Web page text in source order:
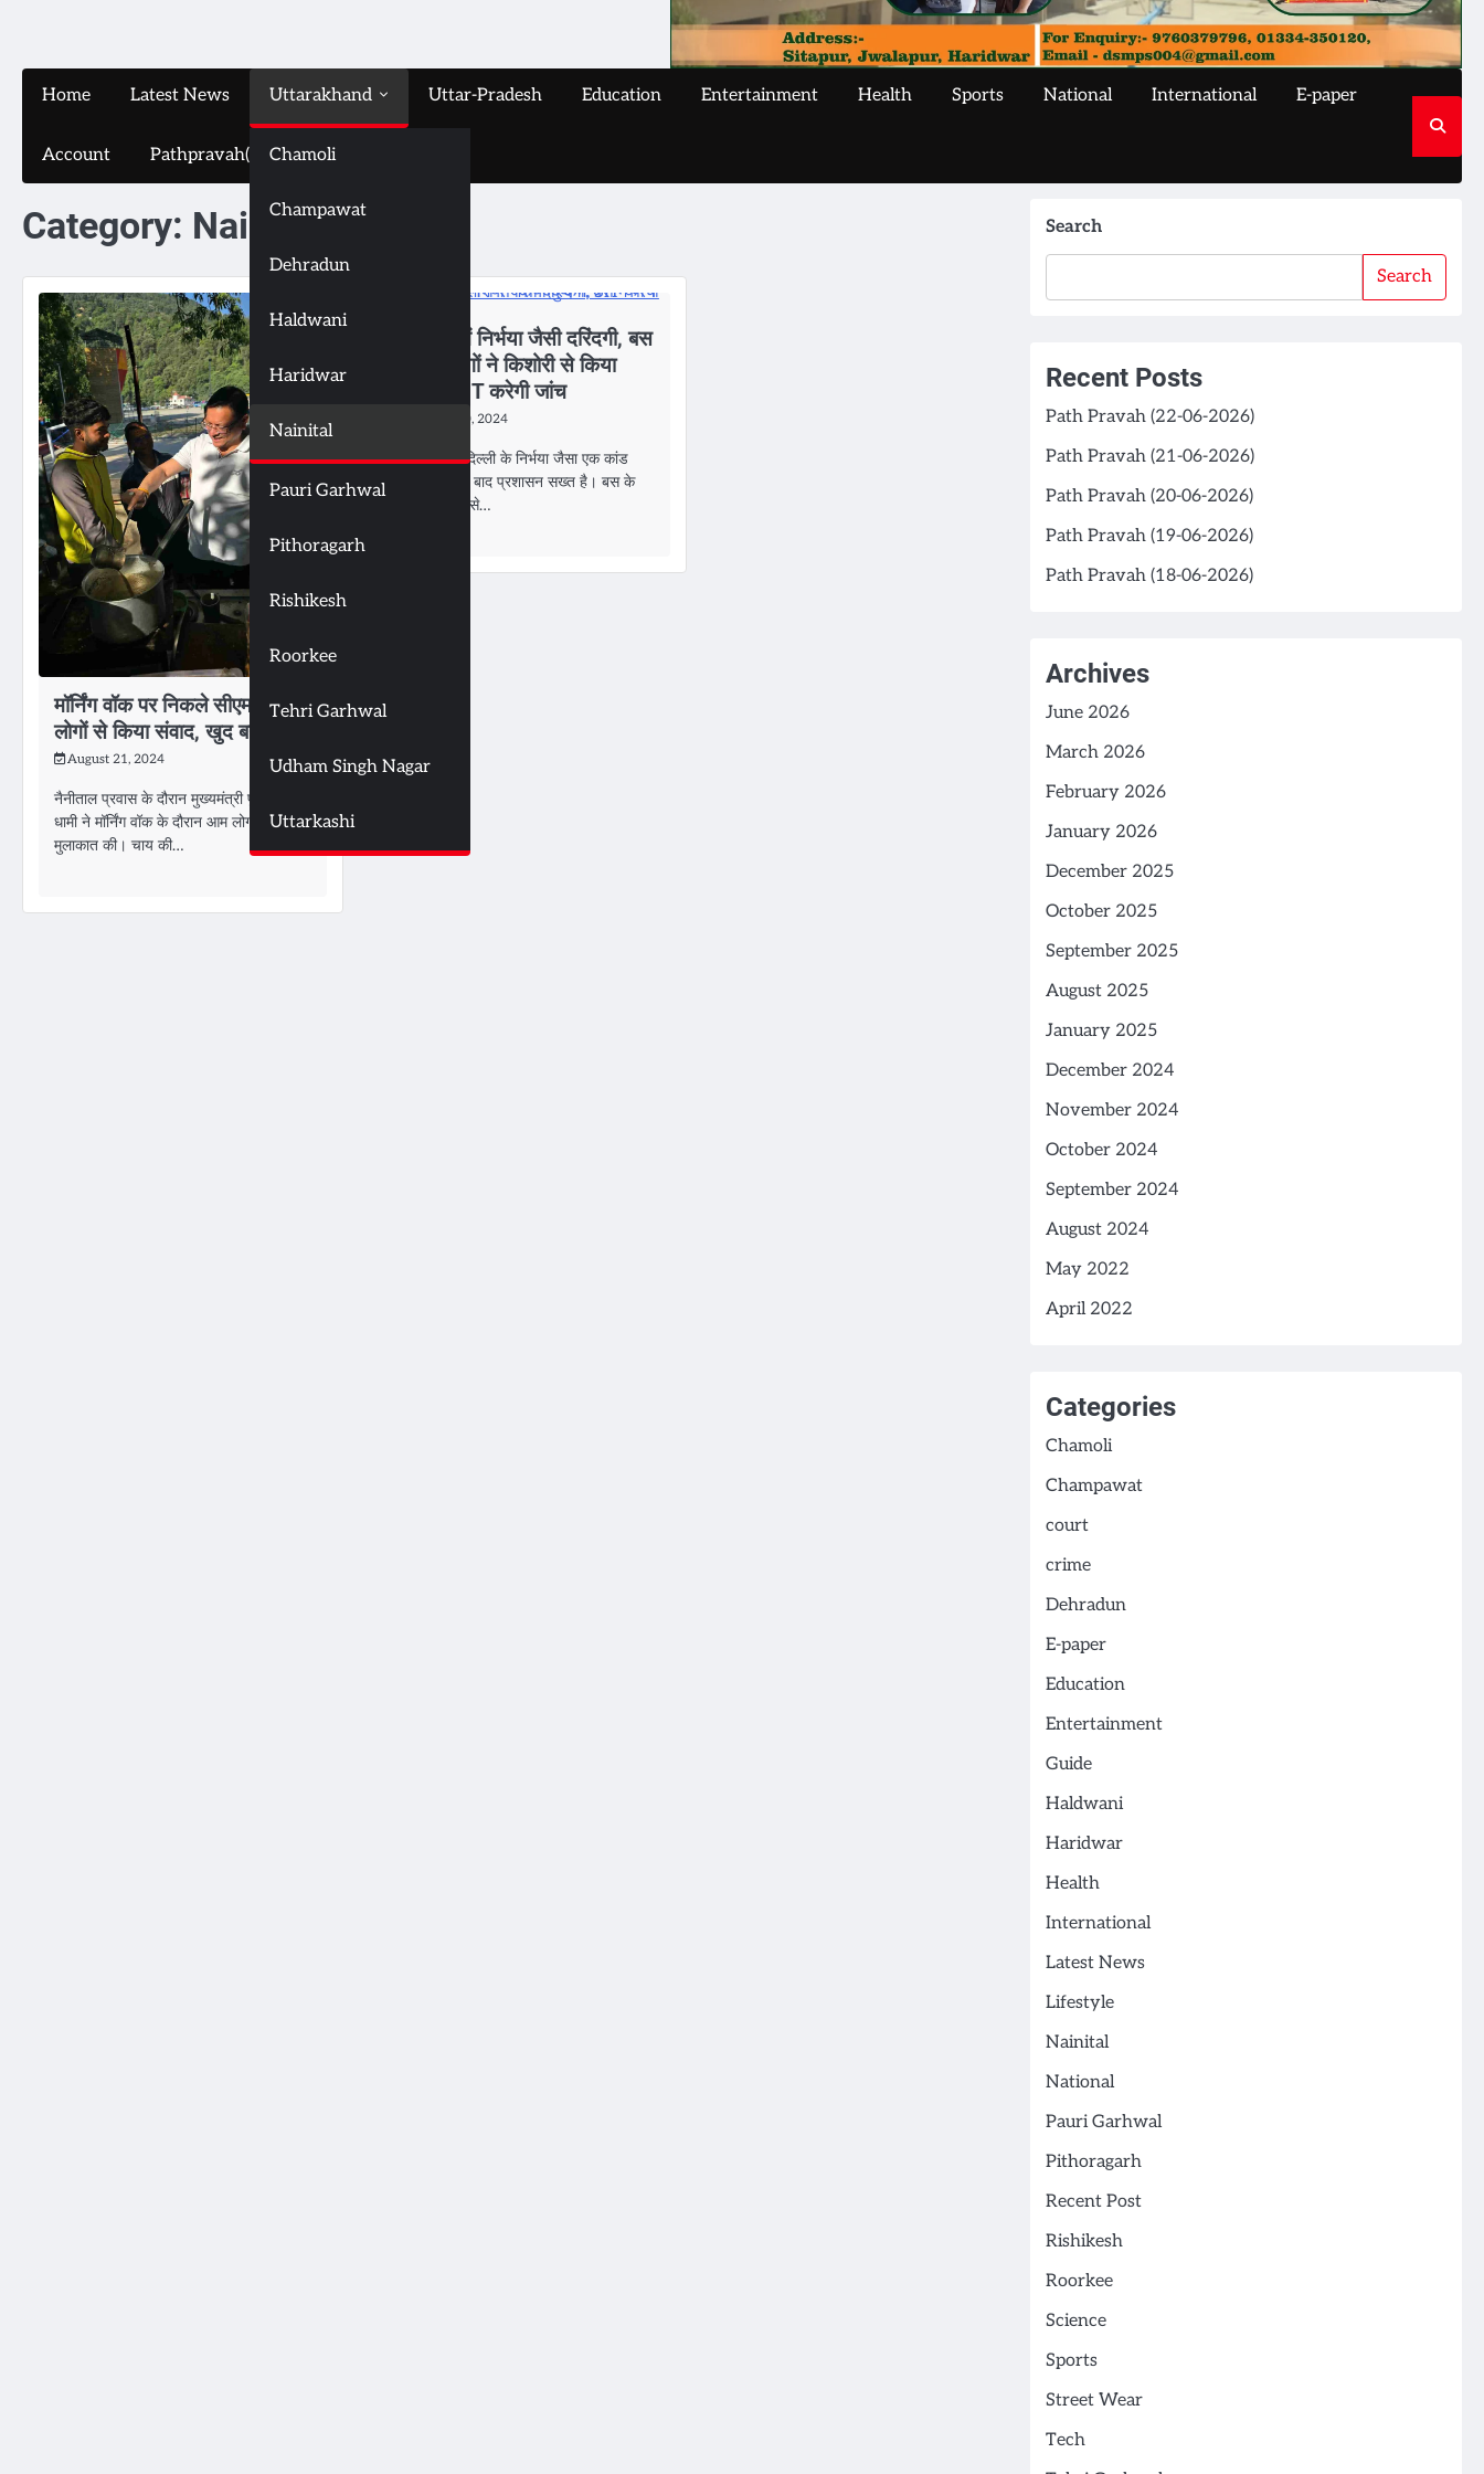
Home Latest News Uttarakhand
Chamoli
Champawat
Dehradun
Haldwani
Haridwar
Nainital
Pauri Garhwal
Pithoragarh
Rishikesh
Roorkee
Tehri Garhwal
Udham Singh Nagar
Uttarkashi
Uttar-Pradesh Education Entertainment Health Sports National International E-paper
Account Pathpravah(16-11-2024)
Category: Nainital
मॉर्निंग वॉक पर निकले सीएम धामी ने
लोगों से किया संवाद, खुद बनाई चाय
August 21, 2024
नैनीताल प्रवास के दौरान मुख्यमंत्री पुष्कर सिंह
धामी ने मॉर्निंग वॉक के दौरान आम लोगों से
मुलाकात की। चाय की…
देहरादून में निर्भया जैसी दरिंदगी, बस
में पांच लोगों ने किशोरी से किया
दुष्कर्म; SIT करेगी जांच
August 20, 2024
उत्तराखंड में दिल्ली के निर्भया जैसा एक कांड
सामने आने के बाद प्रशासन सख्त है। बस के
अंदर किशोरी से…
Search
Search
Recent Posts
Path Pravah (22-06-2026)
Path Pravah (21-06-2026)
Path Pravah (20-06-2026)
Path Pravah (19-06-2026)
Path Pravah (18-06-2026)
Archives
June 2026
March 2026
February 2026
January 2026
December 2025
October 2025
September 2025
August 2025
January 2025
December 2024
November 2024
October 2024
September 2024
August 2024
May 2022
April 2022
Categories
Chamoli
Champawat
court
crime
Dehradun
E-paper
Education
Entertainment
Guide
Haldwani
Haridwar
Health
International
Latest News
Lifestyle
Nainital
National
Pauri Garhwal
Pithoragarh
Recent Post
Rishikesh
Roorkee
Science
Sports
Street Wear
Tech